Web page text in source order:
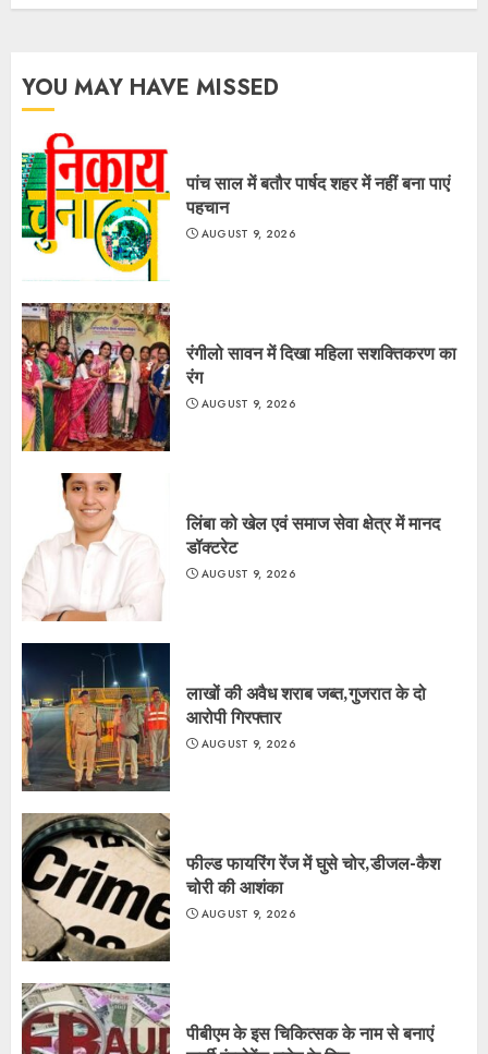
YOU MAY HAVE MISSED
पांच साल में बतौर पार्षद शहर में नहीं बना पाएं
पहचान
AUGUST 9, 2026
रंगीलो सावन में दिखा महिला सशक्तिकरण का
रंग
AUGUST 9, 2026
लिंबा को खेल एवं समाज सेवा क्षेत्र में मानद
डॉक्टरेट
AUGUST 9, 2026
लाखों की अवैध शराब जब्त,गुजरात के दो
आरोपी गिरफ्तार
AUGUST 9, 2026
फील्ड फायरिंग रेंज में घुसे चोर,डीजल-कैश
चोरी की आशंका
AUGUST 9, 2026
पीबीएम के इस चिकित्सक के नाम से बनाएं